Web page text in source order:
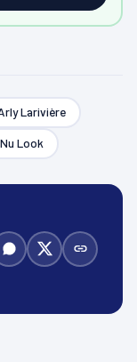
Larivière
Nu Look